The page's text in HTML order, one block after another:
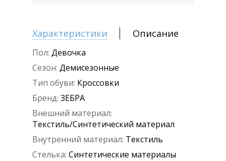
Характеристики Описание
Пол: Девочка
Сезон: Демисезонные
Тип обуви: Кроссовки
Бренд: ЗЕБРА
Внешний материал:
Текстиль/Синтетический материал
Внутренний материал: Текстиль
Стелька: Синтетические материалы